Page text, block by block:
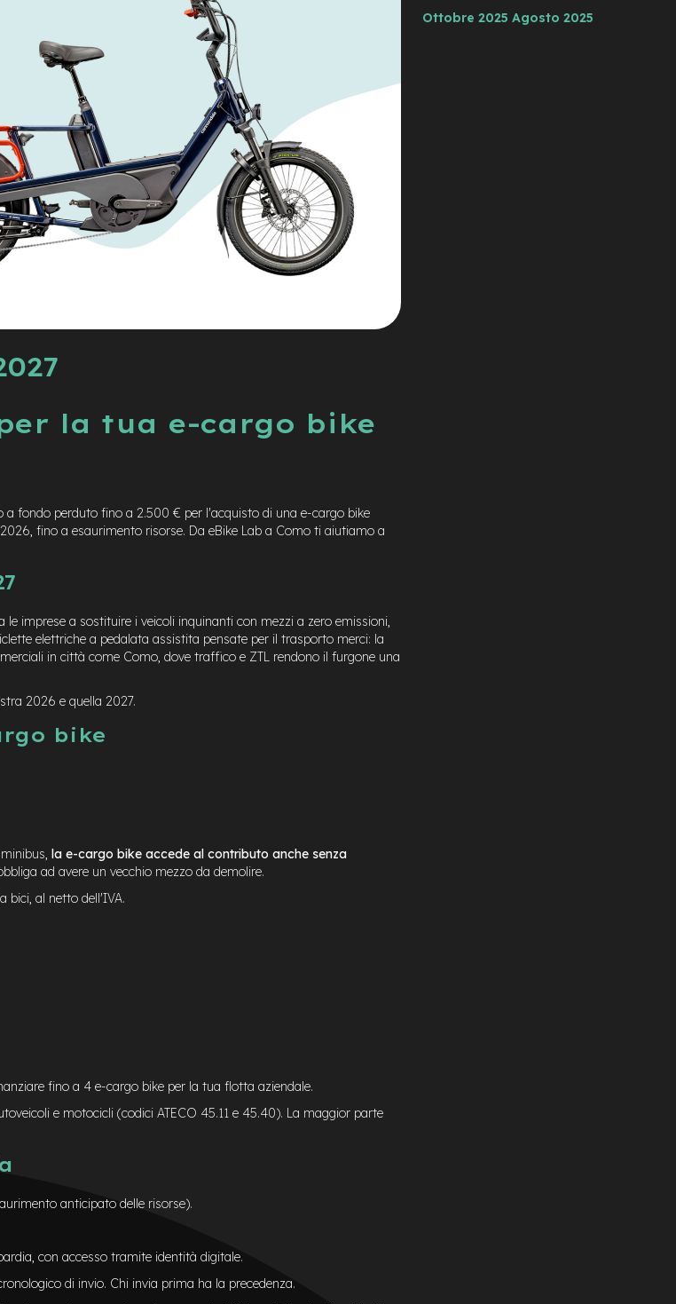
la tua e-cargo bike
fondo perduto fino a 2.500 € per l'acquisto di una e-cargo bike
fino a esaurimento risorse. Da eBike Lab a Como ti aiutiamo a
imprese a sostituire i veicoli inquinanti con mezzi a zero emissioni,
elettriche a pedalata assistita pensate per il trasporto merci: la
in città come Como, dove traffico e ZTL rendono il furgone una
2026 e quella 2027.
bike
la e-cargo bike accede al contributo anche senza
ad avere un vecchio mezzo da demolire.
bici, al netto dell'IVA.
fino a 4 e-cargo bike per la tua flotta aziendale.
e motocicli (codici ATECO 45.11 e 45.40). La maggior parte
anticipato delle risorse).
con accesso tramite identità digitale.
di invio. Chi invia prima ha la precedenza.
Ottobre 2025 Agosto 2025